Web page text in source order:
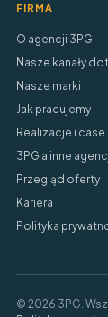
FIRMA
O agencji 3PG
Nasze kanały
Nasze marki
Jak pracujemy
Realizacje i
3PG a inne
Przegląd oferty
Kariera
Polityka
© 2026 3PG.